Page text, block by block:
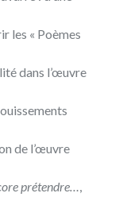
les « Poèmes
dans l’œuvre
de l’œuvre
prétendre…,